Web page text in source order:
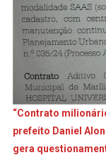
“Contrato
prefeito Daniel
gera